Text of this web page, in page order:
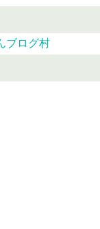
ブログ村